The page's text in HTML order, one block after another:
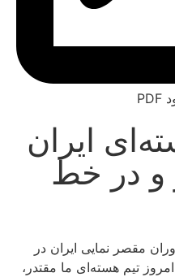
ایران
خط
نمایی ایران در
ما مقتدر،